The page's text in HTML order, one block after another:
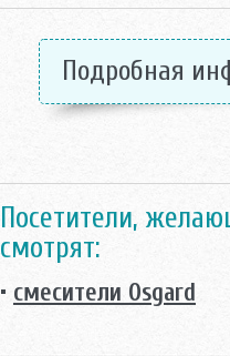
Подробная
Посетители,
смотрят:
• смесители Osgard